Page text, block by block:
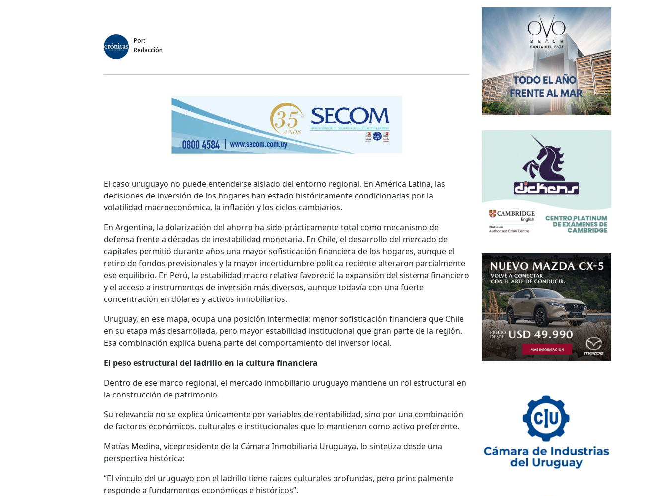
Por:
Redacción
El caso uruguayo no puede entenderse aislado del entorno regional. En América Latina, las
decisiones de inversión de los hogares han estado históricamente condicionadas por la
volatilidad macroeconómica, la inflación y los ciclos cambiarios.
En Argentina, la dolarización del ahorro ha sido prácticamente total como mecanismo de
defensa frente a décadas de inestabilidad monetaria. En Chile, el desarrollo del mercado de
capitales permitió durante años una mayor sofisticación financiera de los hogares, aunque el
retiro de fondos previsionales y la mayor incertidumbre política reciente alteraron parcialmente
ese equilibrio. En Perú, la estabilidad macro relativa favoreció la expansión del sistema financiero
y el acceso a instrumentos de inversión más diversos, aunque todavía con una fuerte
concentración en dólares y activos inmobiliarios.
Uruguay, en ese mapa, ocupa una posición intermedia: menor sofisticación financiera que Chile
en su etapa más desarrollada, pero mayor estabilidad institucional que gran parte de la región.
Esa combinación explica buena parte del comportamiento del inversor local.
El peso estructural del ladrillo en la cultura financiera
Dentro de ese marco regional, el mercado inmobiliario uruguayo mantiene un rol estructural en
la construcción de patrimonio.
Su relevancia no se explica únicamente por variables de rentabilidad, sino por una combinación
de factores económicos, culturales e institucionales que lo mantienen como activo preferente.
Matías Medina, vicepresidente de la Cámara Inmobiliaria Uruguaya, lo sintetiza desde una
perspectiva histórica:
“El vínculo del uruguayo con el ladrillo tiene raíces culturales profundas, pero principalmente
responde a fundamentos económicos e históricos”.